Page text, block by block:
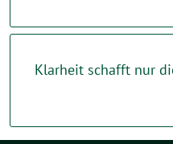
Klarheit schafft nur